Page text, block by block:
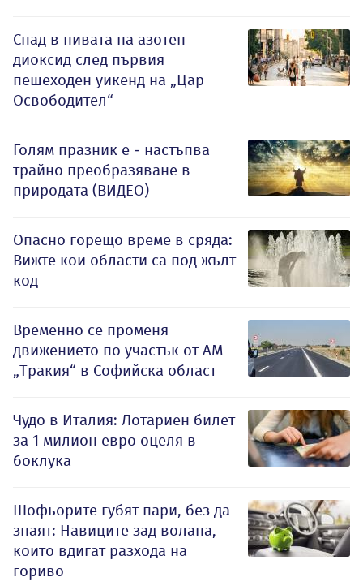
Спад в нивата на азотен
диоксид след първия
пешеходен уикенд на „Цар
Освободител“
Голям празник е - настъпва
трайно преобразяване в
природата (ВИДЕО)
Опасно горещо време в сряда:
Вижте кои области са под жълт
код
Временно се променя
движението по участък от АМ
„Тракия“ в Софийска област
Чудо в Италия: Лотариен билет
за 1 милион евро оцеля в
боклука
Шофьорите губят пари, без да
знаят: Навиците зад волана,
които вдигат разхода на
гориво